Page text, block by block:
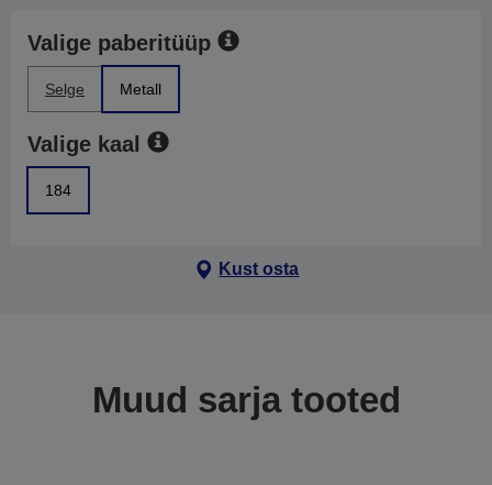
Valige paberitüüp
Selge Metall
Valige kaal
184
Kust osta
Muud sarja tooted